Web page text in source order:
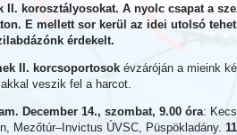
II. korosztályosokat. A nyolc csapat a
E mellett sor kerül az idei utolsó
érdekelt.
II. korcsoportosok évzáróján a mieink
veszik fel a harcot.
December 14., szombat, 9.00 óra:
Mezőtúr–Invictus ÚVSC, Püspökladány.